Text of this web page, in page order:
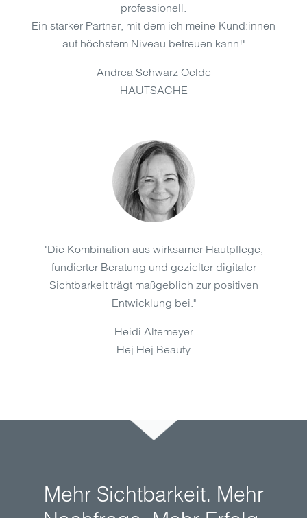
professionell.
Ein starker Partner, mit dem ich meine Kund:innen
auf höchstem Niveau betreuen kann!"
Andrea Schwarz Oelde
HAUTSACHE
"Die Kombination aus wirksamer Hautpflege,
fundierter Beratung und gezielter digitaler
Sichtbarkeit trägt maßgeblich zur positiven
Entwicklung bei."
Heidi Altemeyer
Hej Hej Beauty
Mehr Sichtbarkeit. Mehr